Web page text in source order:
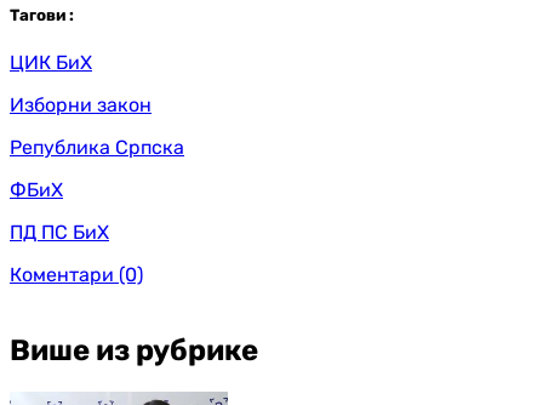
Тагови :
ЦИК БиХ
Изборни закон
Република Српска
ФБиХ
ПД ПС БиХ
Коментари (0)
Више из рубрике